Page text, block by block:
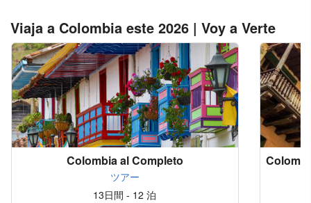
Viaja a Colombia este 2026 | Voy a Verte
Colombia al Completo
ツアー
13日間 - 12 泊